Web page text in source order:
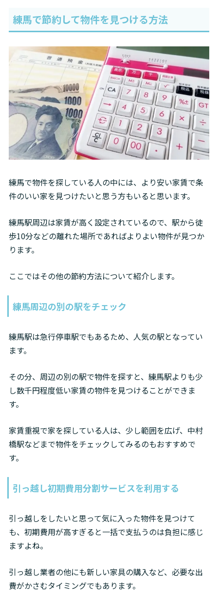
練馬で節約して物件を見つける方法
練馬で物件を探している人の中には、より安い家賃で条
件のいい家を見つけたいと思う方もいると思います。
練馬駅周辺は家賃が高く設定されているので、駅から徒
歩10分などの離れた場所であればよりよい物件が見つか
ります。
ここではその他の節約方法について紹介します。
練馬周辺の別の駅をチェック
練馬駅は急行停車駅でもあるため、人気の駅となってい
ます。
その分、周辺の別の駅で物件を探すと、練馬駅よりも少
し数千円程度低い家賃の物件を見つけることができま
す。
家賃重視で家を探している人は、少し範囲を広げ、中村
橋駅などまで物件をチェックしてみるのもおすすめで
す。
引っ越し初期費用分割サービスを利用する
引っ越しをしたいと思って気に入った物件を見つけて
も、初期費用が高すぎると一括で支払うのは負担に感じ
ますよね。
引っ越し業者の他にも新しい家具の購入など、必要な出
費がかさむタイミングでもあります。